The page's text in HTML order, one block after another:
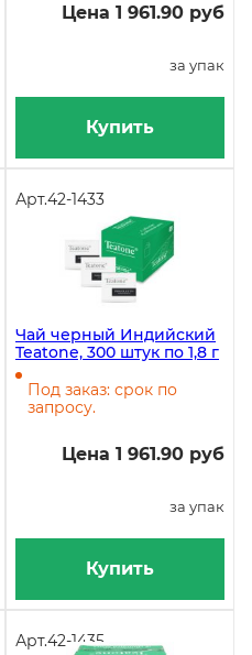
Цена 1 961.90 руб
за упак
Купить
Арт.42-1433
Чай черный Индийский
Teatone, 300 штук по 1,8 г
Под заказ: срок по
запросу.
Цена 1 961.90 руб
за упак
Купить
Арт.42-1435